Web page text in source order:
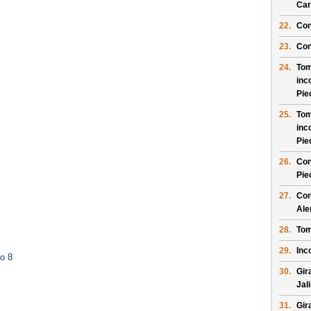
8
22.
23.
24.
25.
26.
27.
28.
29.
30.
31.